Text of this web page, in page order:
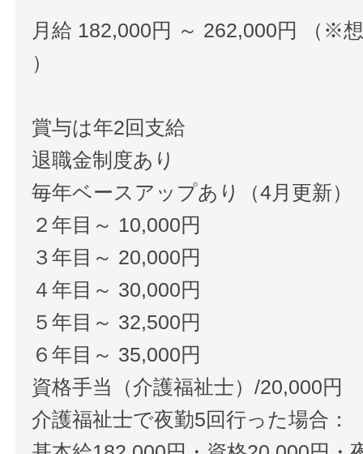
月給 182,000円 ～ 262,000円 （※
）
賞与は年2回支給
退職金制度あり
毎年ベースアップあり（4月更新）
２年目～ 10,000円
３年目～ 20,000円
４年目～ 30,000円
５年目～ 32,500円
６年目～ 35,000円
資格手当（介護福祉士）/20,000円
介護福祉士で夜勤5回行った場合：